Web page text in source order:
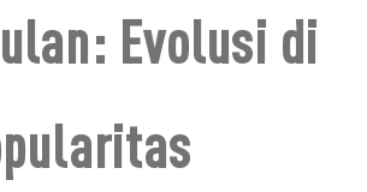
Evolusi di